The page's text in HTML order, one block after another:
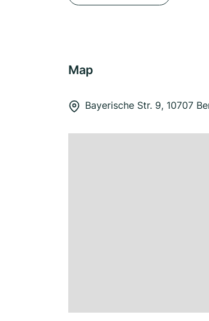
Map
Bayerische Str. 9, 10707